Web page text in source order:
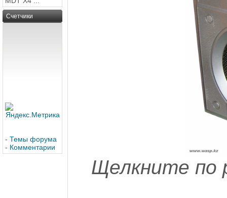
Счетчики
- Темы форума
- Комментарии
Щелкните по